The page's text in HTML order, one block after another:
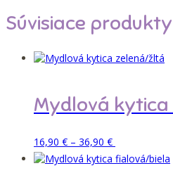
Súvisiace produkty
Mydlová
16,90 € – 36,90 €Price
range:
16,90 €